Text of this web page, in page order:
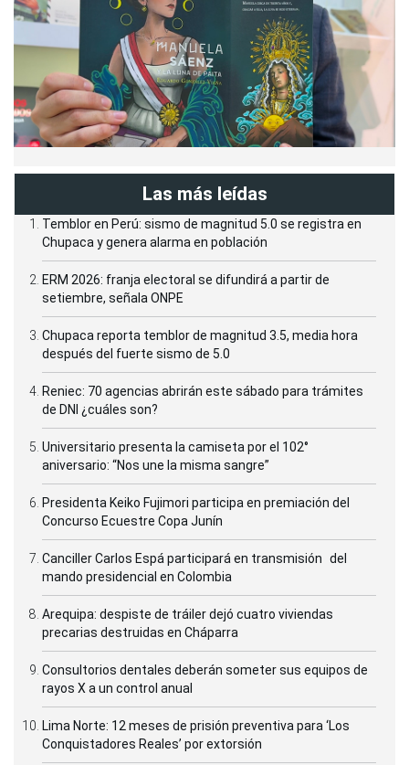
Las más leídas
Temblor en Perú: sismo de magnitud 5.0 se registra en
Chupaca y genera alarma en población
ERM 2026: franja electoral se difundirá a partir de
setiembre, señala ONPE
Chupaca reporta temblor de magnitud 3.5, media hora
después del fuerte sismo de 5.0
Reniec: 70 agencias abrirán este sábado para trámites
de DNI ¿cuáles son?
Universitario presenta la camiseta por el 102°
aniversario: “Nos une la misma sangre”
Presidenta Keiko Fujimori participa en premiación del
Concurso Ecuestre Copa Junín
Canciller Carlos Espá participará en transmisión del
mando presidencial en Colombia
Arequipa: despiste de tráiler dejó cuatro viviendas
precarias destruidas en Cháparra
Consultorios dentales deberán someter sus equipos de
rayos X a un control anual
Lima Norte: 12 meses de prisión preventiva para ‘Los
Conquistadores Reales’ por extorsión